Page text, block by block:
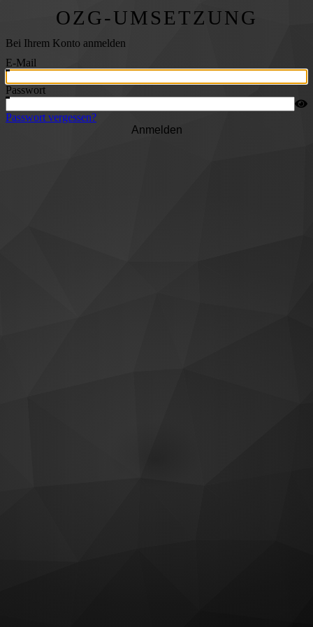
OZG-UMSETZUNG
Bei Ihrem Konto anmelden
E-Mail
Passwort
Passwort vergessen?
Anmelden